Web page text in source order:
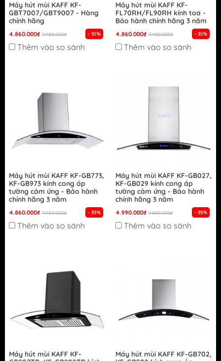
Máy hút mùi KAFF KF-
GBT7007/GBT9007 - Hàng
chính hãng
4.860.000₫ 7.480.000₫ - 35%
Thêm vào so sánh
Máy hút mùi KAFF KF-
FL70RH/FL90RH kính toa -
Bảo hành chính hãng 3 năm
4.860.000₫ 7.480.000₫ - 35%
Thêm vào so sánh
Máy hút mùi KAFF KF-GB773,
KF-GB973 kính cong áp
tường cảm ứng - Bảo hành
chính hãng 3 năm
4.860.000₫ 7.480.000₫ - 35%
Thêm vào so sánh
Máy hút mùi KAFF KF-GB027,
KF-GB029 kính cong áp
tường cảm ứng - Bảo hành
chính hãng 3 năm
4.990.000₫ 7.680.000₫ - 35%
Thêm vào so sánh
Máy hút mùi KAFF KF-
Máy hút mùi KAFF KF-GB702,